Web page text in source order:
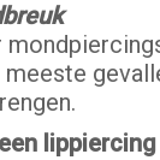
meeste